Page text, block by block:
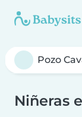
Niñeras